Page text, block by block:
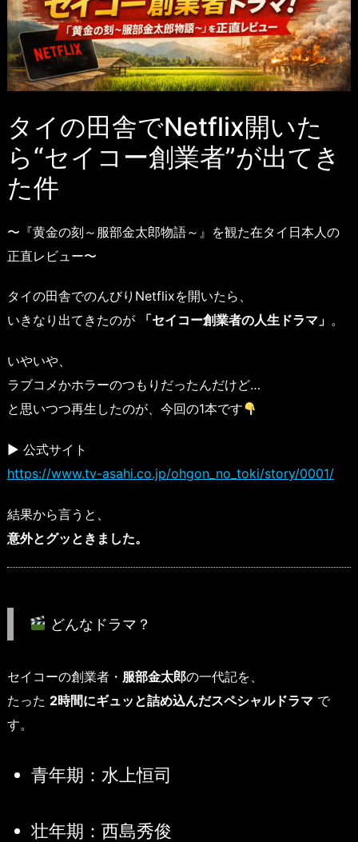
タイの田舎でNetflix開いた
ら“セイコー創業者”が出てき
た件
〜『黄金の刻～服部金太郎物語～』を観た在タイ日本人の
正直レビュー〜
タイの田舎でのんびりNetflixを開いたら、
いきなり出てきたのが
「セイコー創業者の人生ドラマ」 。
いやいや、
ラブコメかホラーのつもりだったんだけど…
と思いつつ再生したのが、今回の1本です
▶ 公式サイト
https://www.tv-asahi.co.jp/ohgon_no_toki/story/0001/
結果から言うと、
意外とグッときました。
どんなドラマ？
セイコーの創業者・ 服部金太郎の一代記を、
たった 2時間にギュッと詰め込んだスペシャルドラマ で
す。
青年期：水上恒司
壮年期：西島秀俊